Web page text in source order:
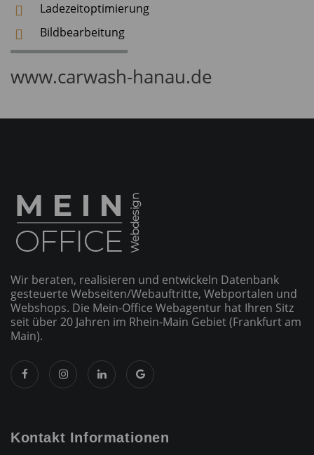
Ladezeitoptimierung
Bildbearbeitung
www.carwash-hanau.de
Wir beraten, realisieren und entwickeln Datenbank
gesteuerte Webseiten/­Webauftritte, Webportalen und
Webshops. Die Mein-Office Webagentur hat Ihren Sitz
seit über 20 Jahren im Rhein-Main Gebiet (Frankfurt am
Main).
Kontakt Informationen